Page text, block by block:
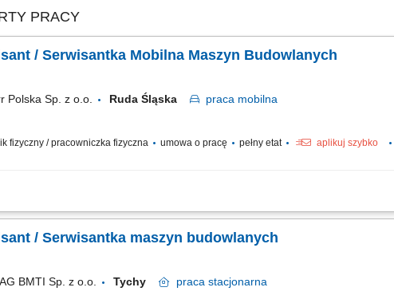
PRACY
/ Serwisantka Mobilna Maszyn Budowlanych
Polska Sp. z o.o. Ruda Śląska praca mobilna
fizyczny / pracowniczka fizyczna umowa o pracę pełny etat aplikuj szybko
/ Serwisantka Mobilna Maszyn Budowlanych Miejsce pracy: Rusiec k.Nadarzyna
/ Serwisantka maszyn budowlanych
BMTI Sp. z o.o. Tychy praca stacjonarna